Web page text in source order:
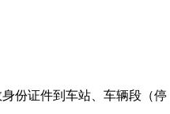
份证件到车站、车辆段（停